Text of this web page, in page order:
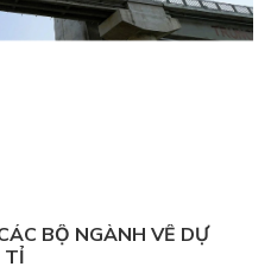
BỘ NGÀNH VỀ DỰ
TỈ